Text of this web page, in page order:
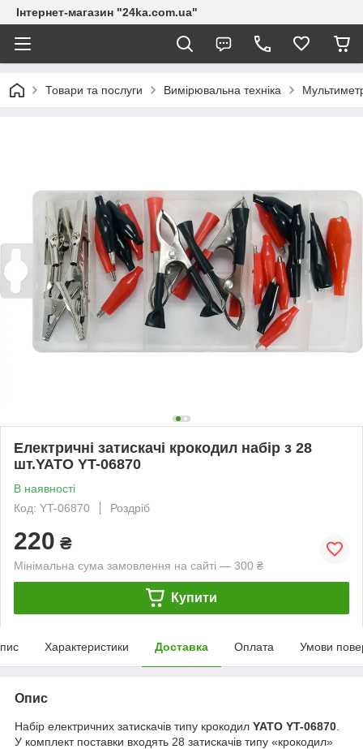
Інтернет-магазин "24ka.com.ua"
Товари та послуги Вимірювальна техніка
Електричні затискачі крокодил набір з 28
шт.YATO YT-06870
В наявності
Код: YT-06870
Роздріб
220 ₴
Мінімальна сума замовлення на сайті — 300 ₴
Купити
Характеристики Доставка Оплата Умови
Опис
Набір електричних затискачів типу крокодил YATO YT-06870
У комплект поставки входять 28 затискачів типу «крокодил»